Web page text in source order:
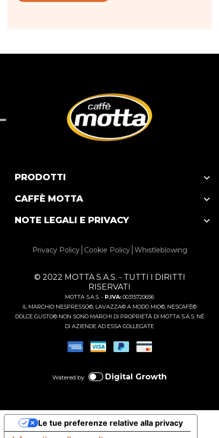
PRODOTTI 
CAFFÈ MOTTA 
NOTE LEGALI E PRIVACY 
Privacy Policy Cookie Policy Whistleblowing
© 2022 MOTTA S.A.S. - TUTTI I DIRITTI
RISERVATI
MOTTA S.A.S. - P.IVA: 00315720656
IL MARCHIO NESPRESSO©, LAVAZZA© A MODO MIO©, NESCAFÈ©
DOLCE GUSTO© NON SONO MARCHI DI PROPRIETÀ DI MOTTA S.A.S. NÈ
DI AZIENDE AD ESSA COLLEGATE
Watered by Digital Growth
Le tue preferenze relative alla privacy